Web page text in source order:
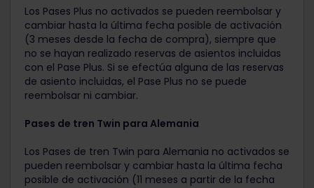
Los Pases Plus no activados se pueden reembolsar y
cambiar hasta la última fecha posible de activación
(3 meses desde la fecha de compra), siempre que
no se hayan realizado reservas de asientos incluidas
con el Pase Plus. Si se efectúa alguna de las reservas
de asiento incluidas, el Pase Plus no se puede
reembolsar ni cambiar.
Pases de tren Twin para Alemania
Los Pases de tren Twin para Alemania no activados se
pueden reembolsar y cambiar hasta la última fecha
posible de activación (11 meses a partir de la fecha